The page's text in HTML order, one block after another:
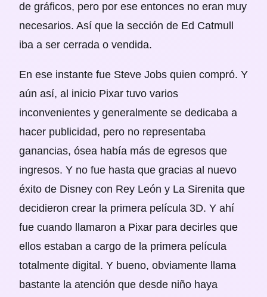
de gráficos, pero por ese entonces no eran muy
necesarios. Así que la sección de Ed Catmull
iba a ser cerrada o vendida.
En ese instante fue Steve Jobs quien compró. Y
aún así, al inicio Pixar tuvo varios
inconvenientes y generalmente se dedicaba a
hacer publicidad, pero no representaba
ganancias, ósea había más de egresos que
ingresos. Y no fue hasta que gracias al nuevo
éxito de Disney con Rey León y La Sirenita que
decidieron crear la primera película 3D. Y ahí
fue cuando llamaron a Pixar para decirles que
ellos estaban a cargo de la primera película
totalmente digital. Y bueno, obviamente llama
bastante la atención que desde niño haya